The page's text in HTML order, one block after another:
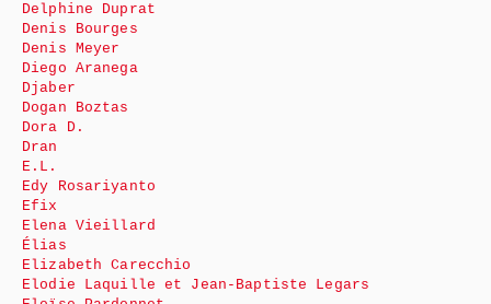
Delphine Duprat
Denis Bourges
Denis Meyer
Diego Aranega
Djaber
Dogan Boztas
Dora D.
Dran
E.L.
Edy Rosariyanto
Efix
Elena Vieillard
Élias
Elizabeth Carecchio
Elodie Laquille et Jean-Baptiste Legars